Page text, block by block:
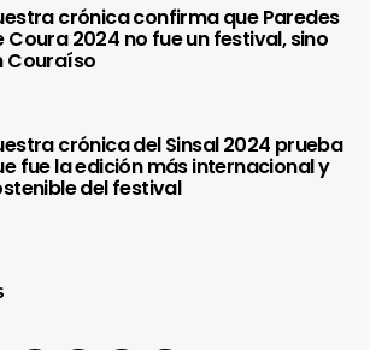
crónica confirma que Paredes
Coura 2024 no fue un festival, sino
Couraíso
crónica del Sinsal 2024 prueba
fue la edición más internacional y
del festival